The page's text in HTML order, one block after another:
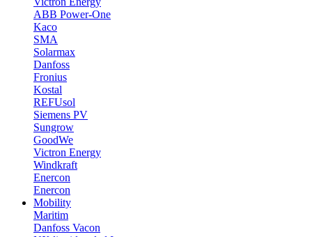
ABB Power-One
Kaco
SMA
Solarmax
Danfoss
Fronius
Kostal
REFUsol
Siemens PV
Sungrow
GoodWe
Victron Energy
Windkraft
Enercon
Enercon
Mobility
Maritim
Danfoss Vacon